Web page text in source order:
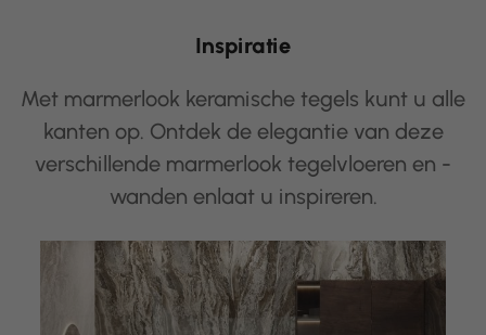
Inspiratie
Met marmerlook keramische tegels kunt u alle
kanten op. Ontdek de elegantie van deze
verschillende marmerlook tegelvloeren en -
wanden enlaat u inspireren.